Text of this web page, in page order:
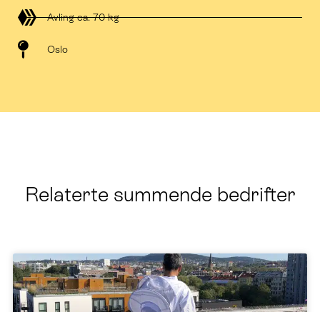
Avling ca. 70 kg
Oslo
Relaterte summende bedrifter